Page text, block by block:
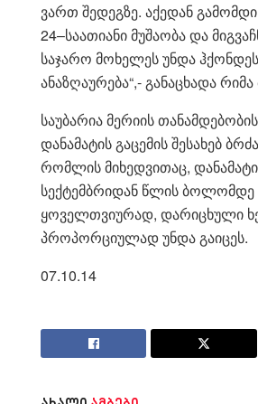
ვართ შედეგზე. აქედან
24–საათიანი მუშაობა და
საჯარო მოხელეს უნდა ჰქონდეს
ანაზღაურება“,- განაცხადა რიმა
საუბარია მერიის
დანამატის გაცემის შესახებ
რომლის მიხედვითაც,
სექტემბრიდან წლის ბოლომდე
ყოველთვიურად, დარიცხული
პროპორციულად უნდა გაიცეს.
07.10.14